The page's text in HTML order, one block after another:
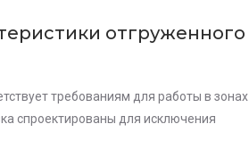
отгруженного
требованиям для работы в зонах
спроектированы для исключения